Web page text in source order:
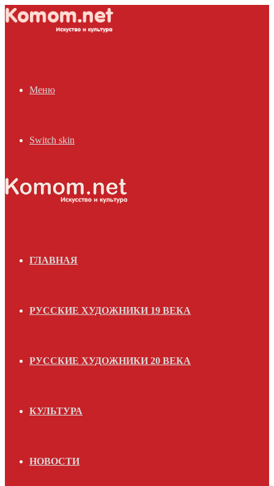
Меню
Switch skin
ГЛАВНАЯ
РУССКИЕ ХУДОЖНИКИ 19 ВЕКА
РУССКИЕ ХУДОЖНИКИ 20 ВЕКА
КУЛЬТУРА
НОВОСТИ